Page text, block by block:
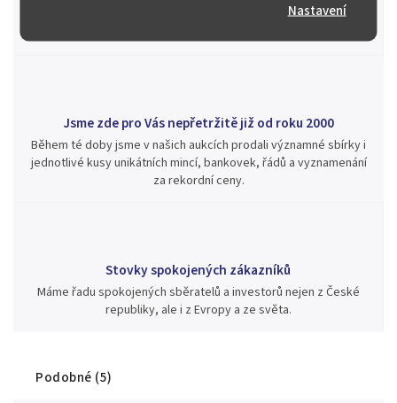
Nastavení
Posoudíme kvalitu a pravost Vašeho materiálu, prodáme v naší
Jsme zde pro Vás nepřetržitě již od roku 2000
Během té doby jsme v našich aukcích prodali významné sbírky i
jednotlivé kusy unikátních mincí, bankovek, řádů a vyznamenání
za rekordní ceny.
Stovky spokojených zákazníků
Máme řadu spokojených sběratelů a investorů nejen z České
republiky, ale i z Evropy a ze světa.
Podobné (5)